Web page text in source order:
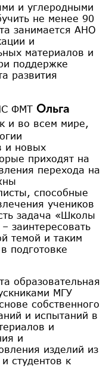
и углеродными
не менее 90
занимается АНО
и
материалов и
поддержке
развития
ФМТ Ольга
и во всем мире,
и новых
приходят на
перехода на
способные
учеников
задача «Школы
заинтересовать
темой и таким
подготовке
образовательная
МГУ
собственного
и испытаний в
и
и
изделий из
студентов к